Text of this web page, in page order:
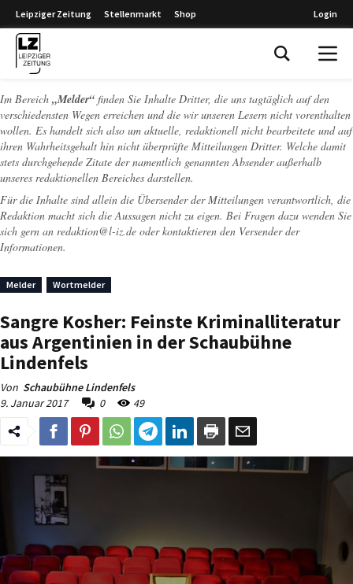
Leipziger Zeitung Stellenmarkt Shop Login
Im Bereich „Melder“ finden Sie Inhalte Dritter, die uns tagtäglich auf den
verschiedensten Wegen erreichen und die wir unseren Lesern nicht vorenthalten
wollen. Es handelt sich also um aktuelle, redaktionell nicht bearbeitete und auf
ihren Wahrheitsgehalt hin nicht überprüfte Mitteilungen Dritter. Welche damit
stets durchgehende Zitate der namentlich genannten Absender außerhalb
unseres redaktionellen Bereiches darstellen.
Für die Inhalte sind allein die Übersender der Mitteilungen verantwortlich, die
Redaktion macht sich die Aussagen nicht zu eigen. Bei Fragen dazu wenden Sie
sich gern an redaktion@l-iz.de oder kontaktieren den Versender der
Informationen.
Melder Wortmelder
Sangre Kosher: Feinste Kriminalliteratur
aus Argentinien in der Schaubühne
Lindenfels
Von Schaubühne Lindenfels
9. Januar 2017
0 49